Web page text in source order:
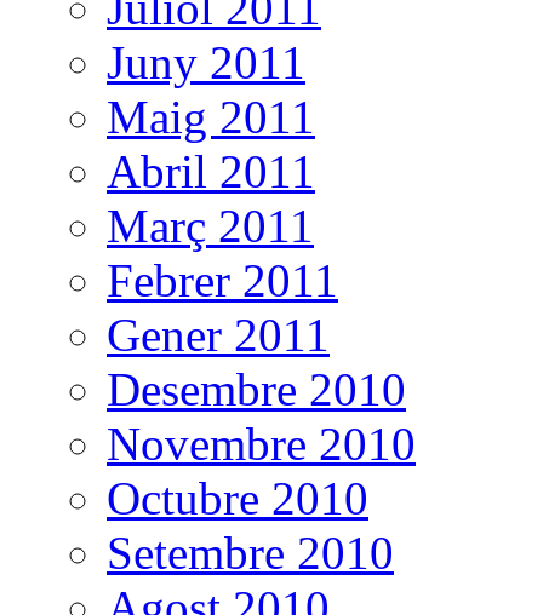
Juny 2011
Maig 2011
Abril 2011
Març 2011
Febrer 2011
Gener 2011
Desembre 2010
Novembre 2010
Octubre 2010
Setembre 2010